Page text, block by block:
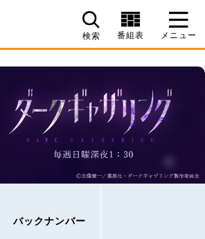
検索 番組表 メニュー
バックナンバー